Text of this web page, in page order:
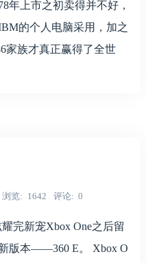
年上市之初卖得并不好，
的个人电脑采用，加之
家族才真正赢得了全世
浏览 1642 评论 0
完新宠Xbox One之后留
版本——360 E。 Xbox O